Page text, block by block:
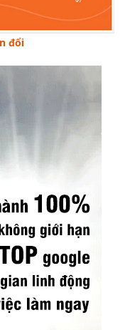
đổi